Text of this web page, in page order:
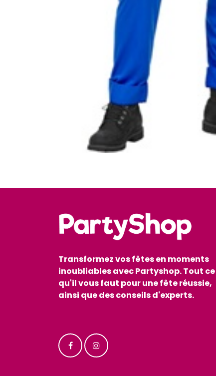
Transformez vos fêtes en moments
inoubliables avec Partyshop. Tout ce
qu'il vous faut pour une fête réussie,
ainsi que des conseils d'experts.